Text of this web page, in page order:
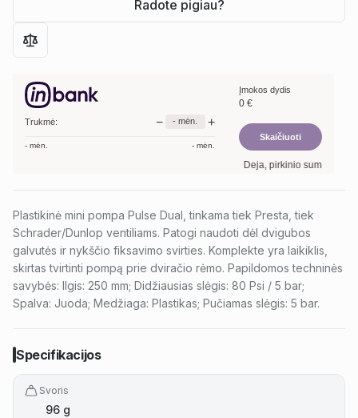
Radote pigiau?
Trukmė: − - mėn. +
- mėn. -mėn.
Įmokos dydis
0 €
Skaičiuoti
Deja, pirkinio suma per
Plastikinė mini pompa Pulse Dual, tinkama tiek Presta, tiek
Schrader/Dunlop ventiliams. Patogi naudoti dėl dvigubos
galvutės ir nykščio fiksavimo svirties. Komplekte yra laikiklis,
skirtas tvirtinti pompą prie dviračio rėmo. Papildomos techninės
savybės: Ilgis: 250 mm; Didžiausias slėgis: 80 Psi / 5 bar;
Spalva: Juoda; Medžiaga: Plastikas; Pučiamas slėgis: 5 bar.
Specifikacijos
Svoris
96 g